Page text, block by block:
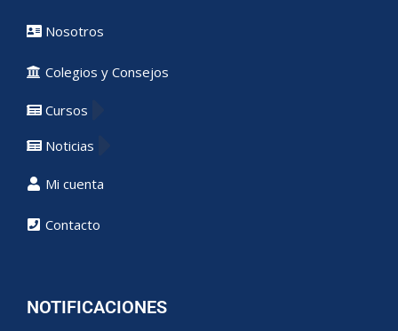
Nosotros
Colegios y Consejos
Cursos
Noticias
Mi cuenta
Contacto
NOTIFICACIONES